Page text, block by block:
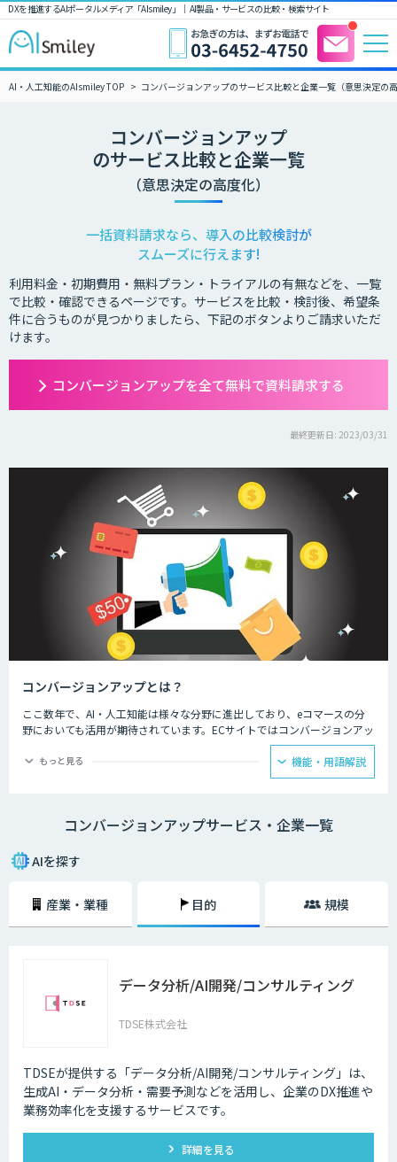
DXを推進するAIポータルメディア「AIsmiley」｜ AI製品・サービスの比較・検索サイト
AI・人工知能のAIsmiley TOP コンバージョンアップのサービス比較と企業一覧（意思決定の
コンバージョンアップ
のサービス比較と企業一覧
（意思決定の高度化）
一括資料請求なら、導入の比較検討が
スムーズに行えます!
利用料金・初期費用・無料プラン・トライアルの有無などを、一覧
で比較・確認できるページです。サービスを比較・検討後、希望条
件に合うものが見つかりましたら、下記のボタンよりご請求いただ
けます。
コンバージョンアップを全て無料で資料請求する
最終更新日: 2023/03/31
コンバージョンアップとは？
ここ数年で、AI・人工知能は様々な分野に進出しており、eコマースの分
野においても活用が期待されています。ECサイトではコンバージョンアッ
プのために、新しい顧客とのコミュニケーションや多様化するニーズへの
対応に、AI・人工知能の技術が活用されています。
「既にクーポンの自動表示を行っているが逆効果だという声もある」
このようなお悩みの声が数多く寄せられています。
お客様の行動履歴から1人ひとりのニーズを分析し、興味のある商品を最
もっと見る 機能・用語解説
コンバージョンアップサービス・企業一覧
AIを探す
産業・業種 目的 規模
データ分析/AI開発/コンサルティング
TDSE株式会社
TDSEが提供する「データ分析/AI開発/コンサルティング」は、
生成AI・データ分析・需要予測などを活用し、企業のDX推進や
業務効率化を支援するサービスです。
詳細を見る